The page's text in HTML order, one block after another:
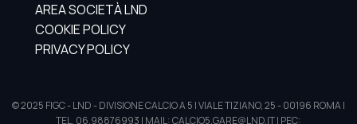
AREA SOCIETÀ LND
COOKIE POLICY
PRIVACY POLICY
© 2025 FIGC - LND - DIVISIONE CALCIO A 5 | VIALE TIZIANO, 25 - 00196 ROMA |
TEL. 06.98876993 | MAIL: CALCIO5.GARE@LND.IT | PEC: